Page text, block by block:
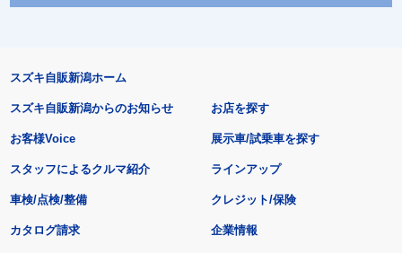
スズキ自販新潟ホーム
スズキ自販新潟からのお知らせ
お客様Voice
スタッフによるクルマ紹介
お店を探す
展示車/試乗車を探す
ラインアップ
車検/点検/整備 クレジット/保険
カタログ請求 企業情報